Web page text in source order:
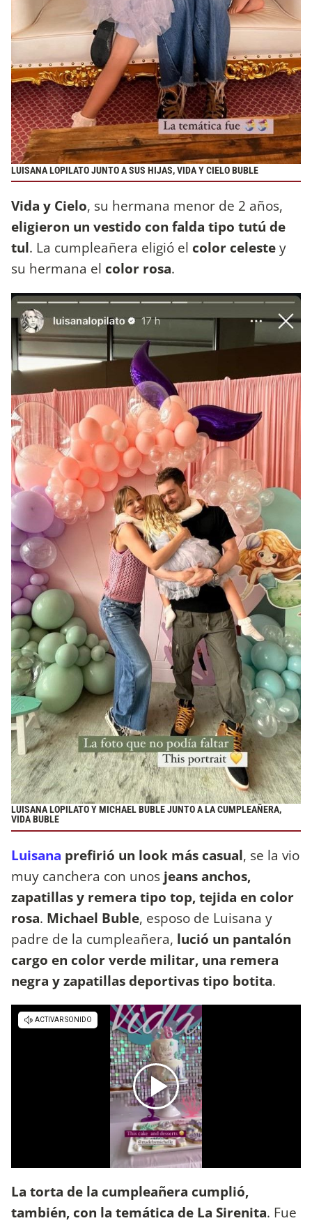
LUISANA LOPILATO JUNTO A SUS HIJAS, VIDA Y CIELO BUBLE
Vida y Cielo, su hermana menor de 2 años,
eligieron un vestido con falda tipo tutú de
tul. La cumpleañera eligió el color celestey
su hermana el color rosa.
LUISANA LOPILATO Y MICHAEL BUBLE JUNTO A LA CUMPLEAÑERA,
VIDA BUBLE
Luisana prefirió un look más casual, se la vio
muy canchera con unos jeans anchos,
zapatillas y remera tipo top, tejida en color
rosa. Michael Buble, esposo de Luisana y
padre de la cumpleañera, lució un pantalón
cargo en color verde militar, una remera
negra y zapatillas deportivas tipo botita.
La torta de la cumpleañera cumplió,
también, con la temática de La Sirenita. Fue